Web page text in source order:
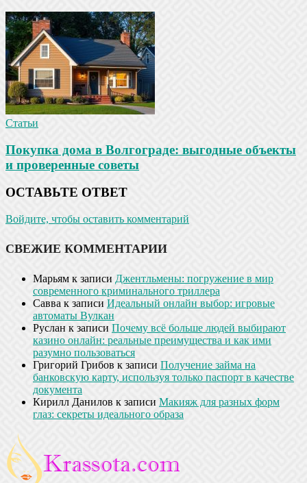
Статьи
Покупка дома в Волгограде: выгодные объекты
и проверенные советы
ОСТАВЬТЕ ОТВЕТ
Войдите, чтобы оставить комментарий
СВЕЖИЕ КОММЕНТАРИИ
Марьям к записи Джентльмены: погружение в мир
современного криминального триллера
Савва к записи Идеальный онлайн выбор: игровые
автоматы Вулкан
Руслан к записи Почему всё больше людей выбирают
казино онлайн: реальные преимущества и как ими
разумно пользоваться
Григорий Грибов к записи Получение займа на
банковскую карту, используя только паспорт в качестве
документа
Кирилл Данилов к записи Макияж для разных форм
глаз: секреты идеального образа